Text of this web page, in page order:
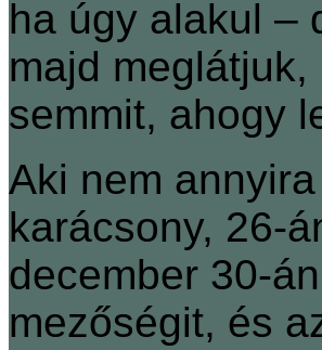
ha úgy alakul –
majd
semmit, ahogy
Aki nem
karácsony, 26-
december 30-
mezőségit, és